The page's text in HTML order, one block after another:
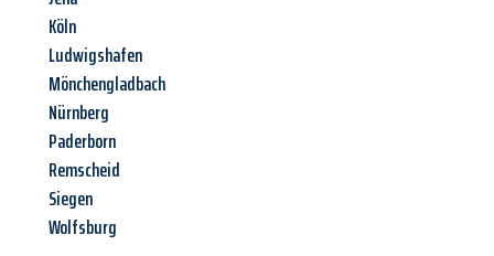
Köln
Ludwigshafen
Mönchengladbach
Nürnberg
Paderborn
Remscheid
Siegen
Wolfsburg